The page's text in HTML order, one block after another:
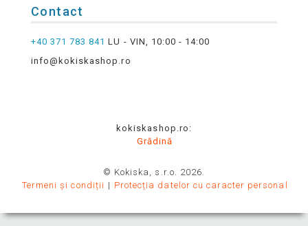
Contact
+40 371 783 841 LU - VIN, 10:00 - 14:00
info@kokiskashop.ro
kokiskashop.ro:
Grădină
© Kokiska, s.r.o. 2026.
Termeni și condiții
Protecția datelor cu caracter personal